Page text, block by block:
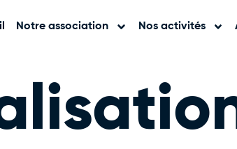
Notre association Nos activités